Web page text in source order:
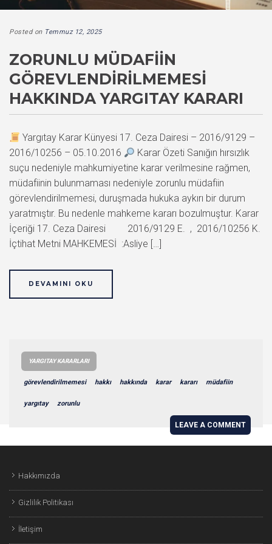
Posted on Temmuz 12, 2025
ZORUNLU MÜDAFIIN
GÖREVLENDIRILMEMESI
HAKKINDA YARGITAY KARARI
Yargıtay Karar Künyesi 17. Ceza Dairesi – 2016/9129 –
2016/10256 – 05.10.2016
Karar Özeti Sanığın hırsızlık
suçu nedeniyle mahkumiyetine karar verilmesine rağmen,
müdafiinin bulunmaması nedeniyle zorunlu müdafiin
görevlendirilmemesi, duruşmada hukuka aykırı bir durum
yaratmıştır. Bu nedenle mahkeme kararı bozulmuştur. Karar
İçeriği 17. Ceza Dairesi 2016/9129 E. , 2016/10256 K.
İçtihat Metni MAHKEMESİ :Asliye […]
DEVAMINI OKU
YARGITAY KARARLARI
görevlendirilmemesi hakkı hakkında karar kararı müdafiin
yargıtay zorunlu
LEAVE A COMMENT
Hakkımızda
Gizlilik Politikası
İletişim